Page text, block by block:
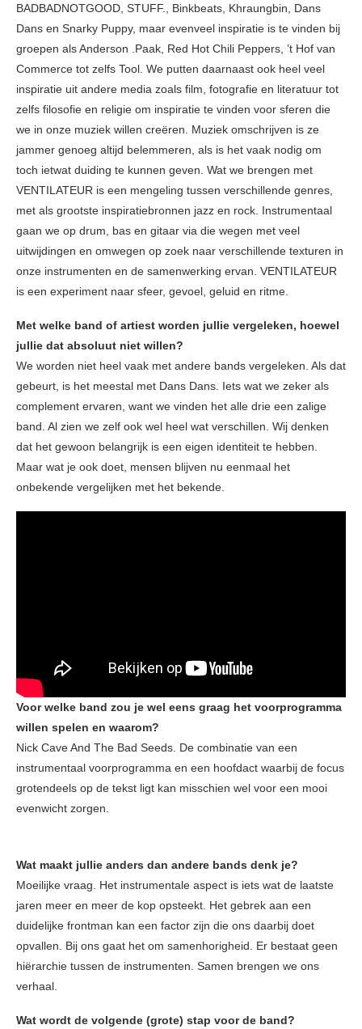
BADBADNOTGOOD, STUFF., Binkbeats, Khraungbin, Dans
Dans en Snarky Puppy, maar evenveel inspiratie is te vinden bij
groepen als Anderson .Paak, Red Hot Chili Peppers, ’t Hof van
Commerce tot zelfs Tool. We putten daarnaast ook heel veel
inspiratie uit andere media zoals film, fotografie en literatuur tot
zelfs filosofie en religie om inspiratie te vinden voor sferen die
we in onze muziek willen creëren. Muziek omschrijven is ze
jammer genoeg altijd belemmeren, als is het vaak nodig om
toch ietwat duiding te kunnen geven. Wat we brengen met
VENTILATEUR is een mengeling tussen verschillende genres,
met als grootste inspiratiebronnen jazz en rock. Instrumentaal
gaan we op drum, bas en gitaar via die wegen met veel
uitwijdingen en omwegen op zoek naar verschillende texturen in
onze instrumenten en de samenwerking ervan. VENTILATEUR
is een experiment naar sfeer, gevoel, geluid en ritme.
Met welke band of artiest worden jullie vergeleken, hoewel
jullie dat absoluut niet willen?
We worden niet heel vaak met andere bands vergeleken. Als dat
gebeurt, is het meestal met Dans Dans. Iets wat we zeker als
complement ervaren, want we vinden het alle drie een zalige
band. Al zien we zelf ook wel heel wat verschillen. Wij denken
dat het gewoon belangrijk is een eigen identiteit te hebben.
Maar wat je ook doet, mensen blijven nu eenmaal het
onbekende vergelijken met het bekende.
Voor welke band zou je wel eens graag het voorprogramma
willen spelen en waarom?
Nick Cave And The Bad Seeds. De combinatie van een
instrumentaal voorprogramma en een hoofdact waarbij de focus
grotendeels op de tekst ligt kan misschien wel voor een mooi
evenwicht zorgen.
Wat maakt jullie anders dan andere bands denk je?
Moeilijke vraag. Het instrumentale aspect is iets wat de laatste
jaren meer en meer de kop opsteekt. Het gebrek aan een
duidelijke frontman kan een factor zijn die ons daarbij doet
opvallen. Bij ons gaat het om samenhorigheid. Er bestaat geen
hiërarchie tussen de instrumenten. Samen brengen we ons
verhaal.
Wat wordt de volgende (grote) stap voor de band?